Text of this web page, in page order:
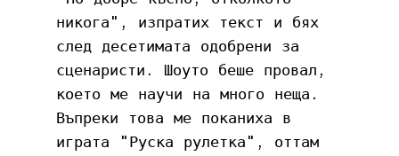
никога", изпратих текст и бях
след десетимата одобрени за
сценаристи. Шоуто беше провал,
което ме научи на много неща.
Въпреки това ме поканиха в
играта "Руска рулетка", оттам